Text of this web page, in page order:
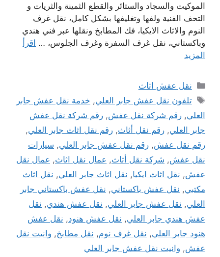
الموكيت والسجاد والستائر والقطع الثمينة والثريات و
التحف الفنية ولفها وتغليفها بشكل كامل، نقل غرف
النوم والاثاث الايكيا، فك المطابخ ونقلها عبر فني هندي
وباكستاني، نقل غرف السفرة وغرف الجلوس، … اقرأ
المزيد
التصنيفات
نقل عفش اثاث
الوسوم
تلفون نقل عفش جابر العلي, خدمة نقل عفش جابر
العلي, رقم شركة نقل عفش, رقم شركة نقل عفش
جابر العلي, رقم نقل أثاث, رقم نقل اثاث جابر العلي,
رقم نقل عفش, رقم نقل عفش جابر العلي, سيارات
نقل عفش, شركة نقل أثاث, عمال نقل اثاث, عمال نقل
عفش, نقل اثاث ايكيا, نقل اثاث جابر العلي, نقل اثاث
مكتبي, نقل عفش باكستاني, نقل عفش باكستاني جابر
العلي, نقل عفش جابر العلي, نقل عفش هندي, نقل
عفش هندي جابر العلي, نقل عفش هنود, نقل عفش
هنود جابر العلي, نقل غرف نوم, نقل مطابخ, وانيت نقل
عفش, وانيت نقل عفش جابر العلي